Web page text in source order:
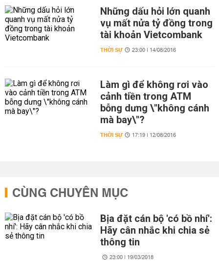
Những dấu hỏi lớn quanh
vụ mất nửa tỷ đồng trong
tài khoản Vietcombank
THỜI SỰ 23:00 | 14/08/2016
Làm gì để không rơi vào
cảnh tiền trong ATM
bỗng dưng \"không cánh
mà bay\"?
THỜI SỰ 17:19 | 12/08/2016
CÙNG CHUYÊN MỤC
Bịa đặt cán bộ 'có bồ nhí':
Hãy cân nhắc khi chia sẻ
thông tin
23:00 | 19/03/2018